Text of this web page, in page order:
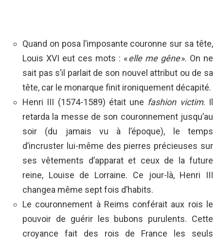
Quand on posa l’imposante couronne sur sa tête,
Louis XVI eut ces mots : «elle me gêne». On ne
sait pas s’il parlait de son nouvel attribut ou de sa
tête, car le monarque finit ironiquement décapité.
Henri III (1574-1589) était une fashion victim. Il
retarda la messe de son couronnement jusqu’au
soir (du jamais vu à l’époque), le temps
d’incruster lui-même des pierres précieuses sur
ses vêtements d’apparat et ceux de la future
reine, Louise de Lorraine. Ce jour-là, Henri III
changea même sept fois d’habits.
Le couronnement à Reims conférait aux rois le
pouvoir de guérir les bubons purulents. Cette
croyance fait des rois de France les seuls